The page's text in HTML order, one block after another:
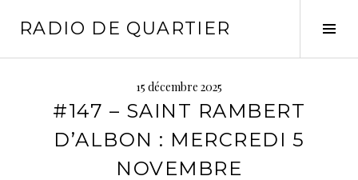
RADIO DE QUARTIER
15 décembre 2025
#147 – SAINT RAMBERT
D’ALBON : MERCREDI 5
NOVEMBRE